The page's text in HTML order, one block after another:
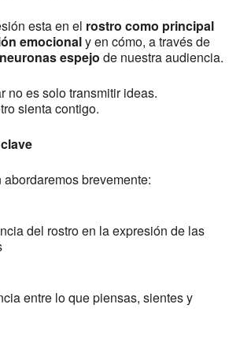
esta en el rostro como principal
emocionaly en cómo, a través de
neuronas espejo de nuestra audiencia.
no es solo transmitir ideas.
sienta contigo.
brevemente:
del rostro en la expresión de las
entre lo que piensas, sientes y